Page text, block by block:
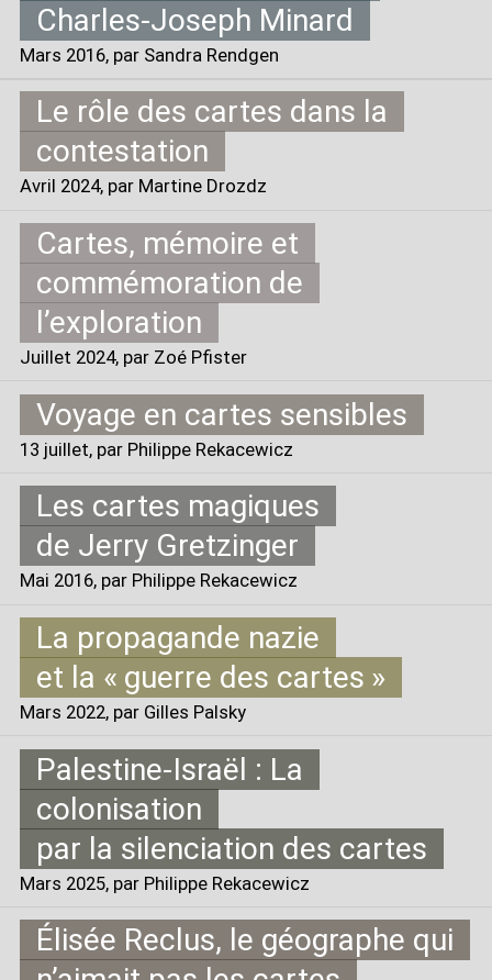
Charles-Joseph Minard
Mars 2016, par Sandra Rendgen
Le rôle des cartes dans la
contestation
Avril 2024, par Martine Drozdz
Cartes, mémoire et
commémoration de
l’exploration
Juillet 2024, par Zoé Pfister
Voyage en cartes sensibles
13 juillet, par Philippe Rekacewicz
Les cartes magiques
de Jerry Gretzinger
Mai 2016, par Philippe Rekacewicz
La propagande nazie
et la « guerre des cartes »
Mars 2022, par Gilles Palsky
Palestine-Israël : La
colonisation
par la silenciation des cartes
Mars 2025, par Philippe Rekacewicz
Élisée Reclus, le géographe qui